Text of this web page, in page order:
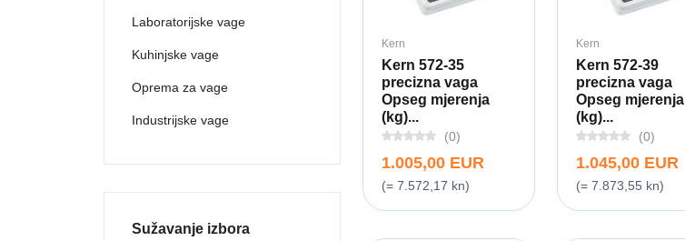
Kern
Kern 572-35
precizna vaga
Opseg mjerenja
(kg)...
(0)
1.005,00 EUR
(= 7.572,17 kn)
Kern
Kern 572-39
precizna vaga
Opseg mjerenja
(kg)...
(0)
1.045,00 EUR
(= 7.873,55 kn)
Laboratorijske vage
Kuhinjske vage
Oprema za vage
Industrijske vage
Sužavanje izbora